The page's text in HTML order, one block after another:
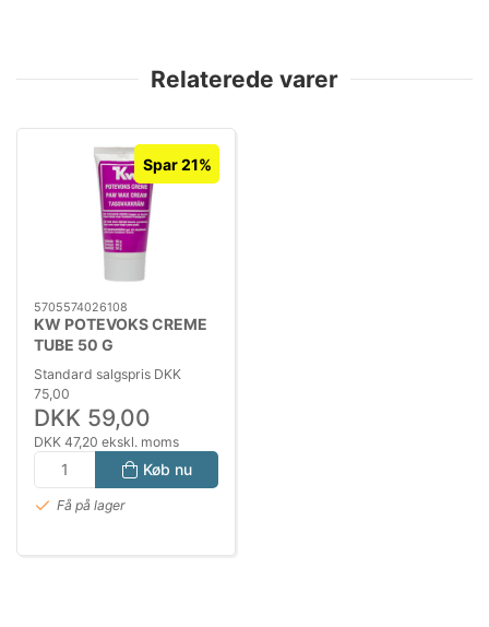
Relaterede varer
Spar 21%
5705574026108
KW POTEVOKS CREME
TUBE 50 G
Standard salgspris DKK
75,00
DKK 59,00
DKK 47,20 ekskl. moms
Køb nu
Få på lager